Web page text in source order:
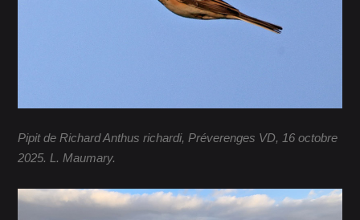
Pipit de Richard Anthus richardi, Préverenges VD, 16 octobre
2025. L. Maumary.